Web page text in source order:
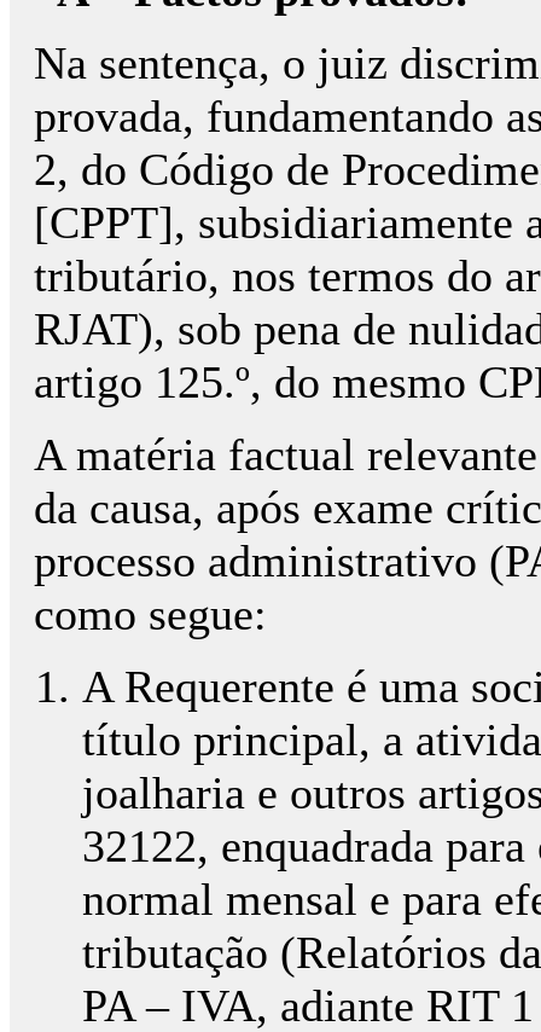
Na sentença, o juiz
provada, fundamentando
2, do Código de
[CPPT], subsidiariamente
tributário, nos termos do
RJAT), sob pena de
artigo 125.º, do mesmo
A matéria factual
da causa, após exame
processo administrativo
como segue:
A Requerente é uma
título principal, a
joalharia e outros
32122, enquadrada
normal mensal e para
tributação (Relatórios
PA – IVA, adiante RIT